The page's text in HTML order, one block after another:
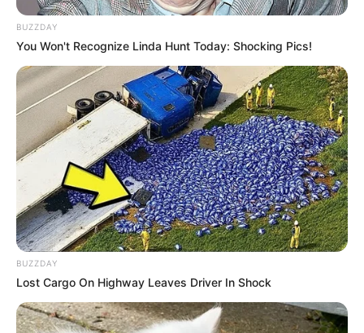
BUZZDAY
You Won't Recognize Linda Hunt Today: Shocking Pics!
BUZZDAY
Lost Cargo On Highway Leaves Driver In Shock